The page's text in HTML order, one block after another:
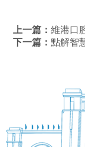
上一篇：維港口腔
下一篇：點解智